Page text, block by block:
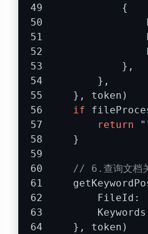
            {
            },
        },
    }, token)
if
return
    }
// 6.查询文档
FileId:
    }, token)